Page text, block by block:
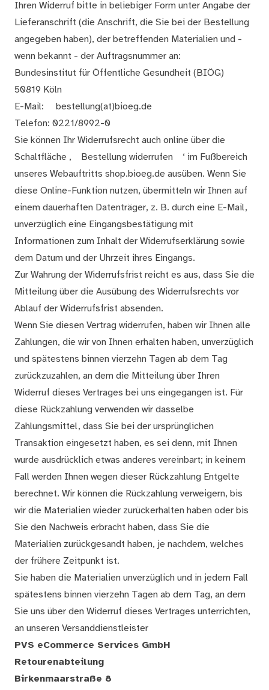
Ihren Widerruf bitte in beliebiger Form unter Angabe der
Lieferanschrift (die Anschrift, die Sie bei der Bestellung
angegeben haben), der betreffenden Materialien und -
wenn bekannt - der Auftragsnummer an:
Bundesinstitut für Öffentliche Gesundheit (BIÖG)
50819 Köln
E-Mail:
bestellung(at)bioeg.de
Telefon: 0221/8992-0
Sie können Ihr Widerrufsrecht auch online über die
Schaltfläche ‚
Bestellung widerrufen
‘ im Fußbereich
unseres Webauftritts shop.bioeg.de ausüben. Wenn Sie
diese Online-Funktion nutzen, übermitteln wir Ihnen auf
einem dauerhaften Datenträger, z. B. durch eine E-Mail,
unverzüglich eine Eingangsbestätigung mit
Informationen zum Inhalt der Widerrufserklärung sowie
dem Datum und der Uhrzeit ihres Eingangs.
Zur Wahrung der Widerrufsfrist reicht es aus, dass Sie die
Mitteilung über die Ausübung des Widerrufsrechts vor
Ablauf der Widerrufsfrist absenden.
Wenn Sie diesen Vertrag widerrufen, haben wir Ihnen alle
Zahlungen, die wir von Ihnen erhalten haben, unverzüglich
und spätestens binnen vierzehn Tagen ab dem Tag
zurückzuzahlen, an dem die Mitteilung über Ihren
Widerruf dieses Vertrages bei uns eingegangen ist. Für
diese Rückzahlung verwenden wir dasselbe
Zahlungsmittel, dass Sie bei der ursprünglichen
Transaktion eingesetzt haben, es sei denn, mit Ihnen
wurde ausdrücklich etwas anderes vereinbart; in keinem
Fall werden Ihnen wegen dieser Rückzahlung Entgelte
berechnet. Wir können die Rückzahlung verweigern, bis
wir die Materialien wieder zurückerhalten haben oder bis
Sie den Nachweis erbracht haben, dass Sie die
Materialien zurückgesandt haben, je nachdem, welches
der frühere Zeitpunkt ist.
Sie haben die Materialien unverzüglich und in jedem Fall
spätestens binnen vierzehn Tagen ab dem Tag, an dem
Sie uns über den Widerruf dieses Vertrages unterrichten,
an unseren Versanddienstleister
PVS eCommerce Services GmbH
Retourenabteilung
Birkenmaarstraße 8